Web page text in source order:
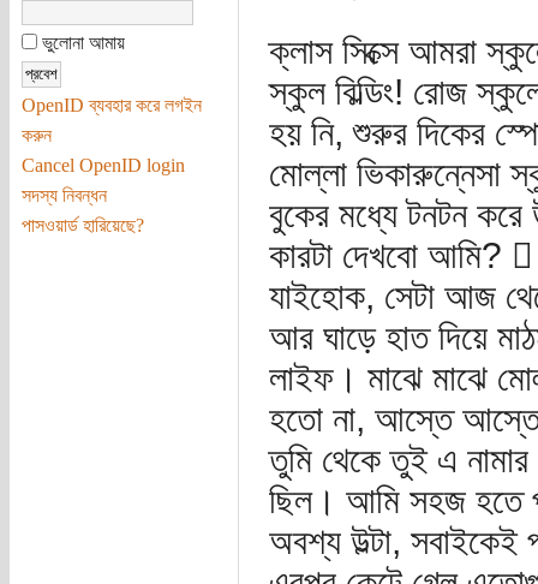
ভুলোনা আমায়
OpenID ব্যবহার করে লগইন
করুন
Cancel OpenID login
সদস্য নিবন্ধন
পাসওয়ার্ড হারিয়েছে?
ক্লাস সিক্সে আমরা
স্কুল বিল্ডিং! রোজ
হয় নি, শুরুর দিকের
মোল্লা ভিকারুন্নেসা
বুকের মধ্যে টনটন
কারটা দেখবো আমি? 
যাইহোক, সেটা আজ
আর ঘাড়ে হাত দিয়ে
লাইফ। মাঝে মাঝে
হতো না, আস্তে আস্তে
তুমি থেকে তুই এ
ছিল। আমি সহজ হতে
অবশ্য উল্টা, সবাইকেই